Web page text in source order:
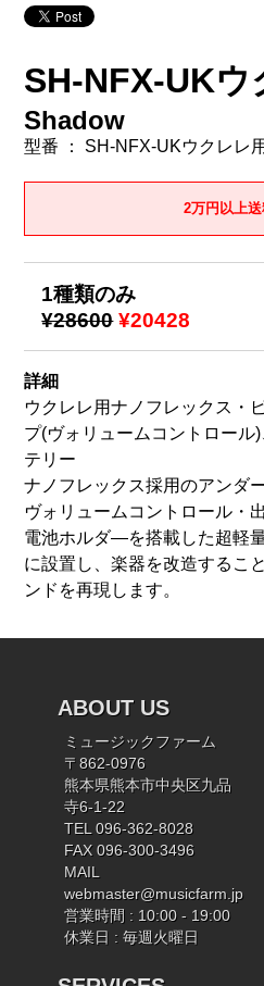
SH-NFX-UKウ
Shadow
型番 ： SH-NFX-UKウクレレ用
2万円以上
1種類のみ
¥28600 ¥20428
詳細
ウクレレ用ナノフレックス・
プ(ヴォリュームコントロール
テリー
ナノフレックス採用のアンダ
ヴォリュームコントロール・
電池ホルダ―を搭載した超軽
に設置し、楽器を改造するこ
ンドを再現します。
ABOUT US
ミュージックファーム
〒862-0976
熊本県熊本市中央区九品
寺6-1-22
TEL 096-362-8028
FAX 096-300-3496
MAIL
webmaster@musicfarm.jp
営業時間 : 10:00 - 19:00
休業日 : 毎週火曜日